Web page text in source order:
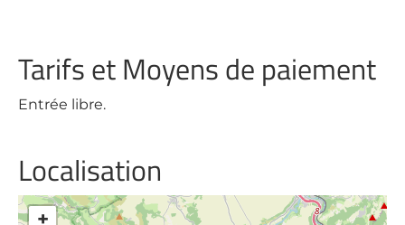
Tarifs et Moyens de paiement
Entrée libre.
Localisation
+